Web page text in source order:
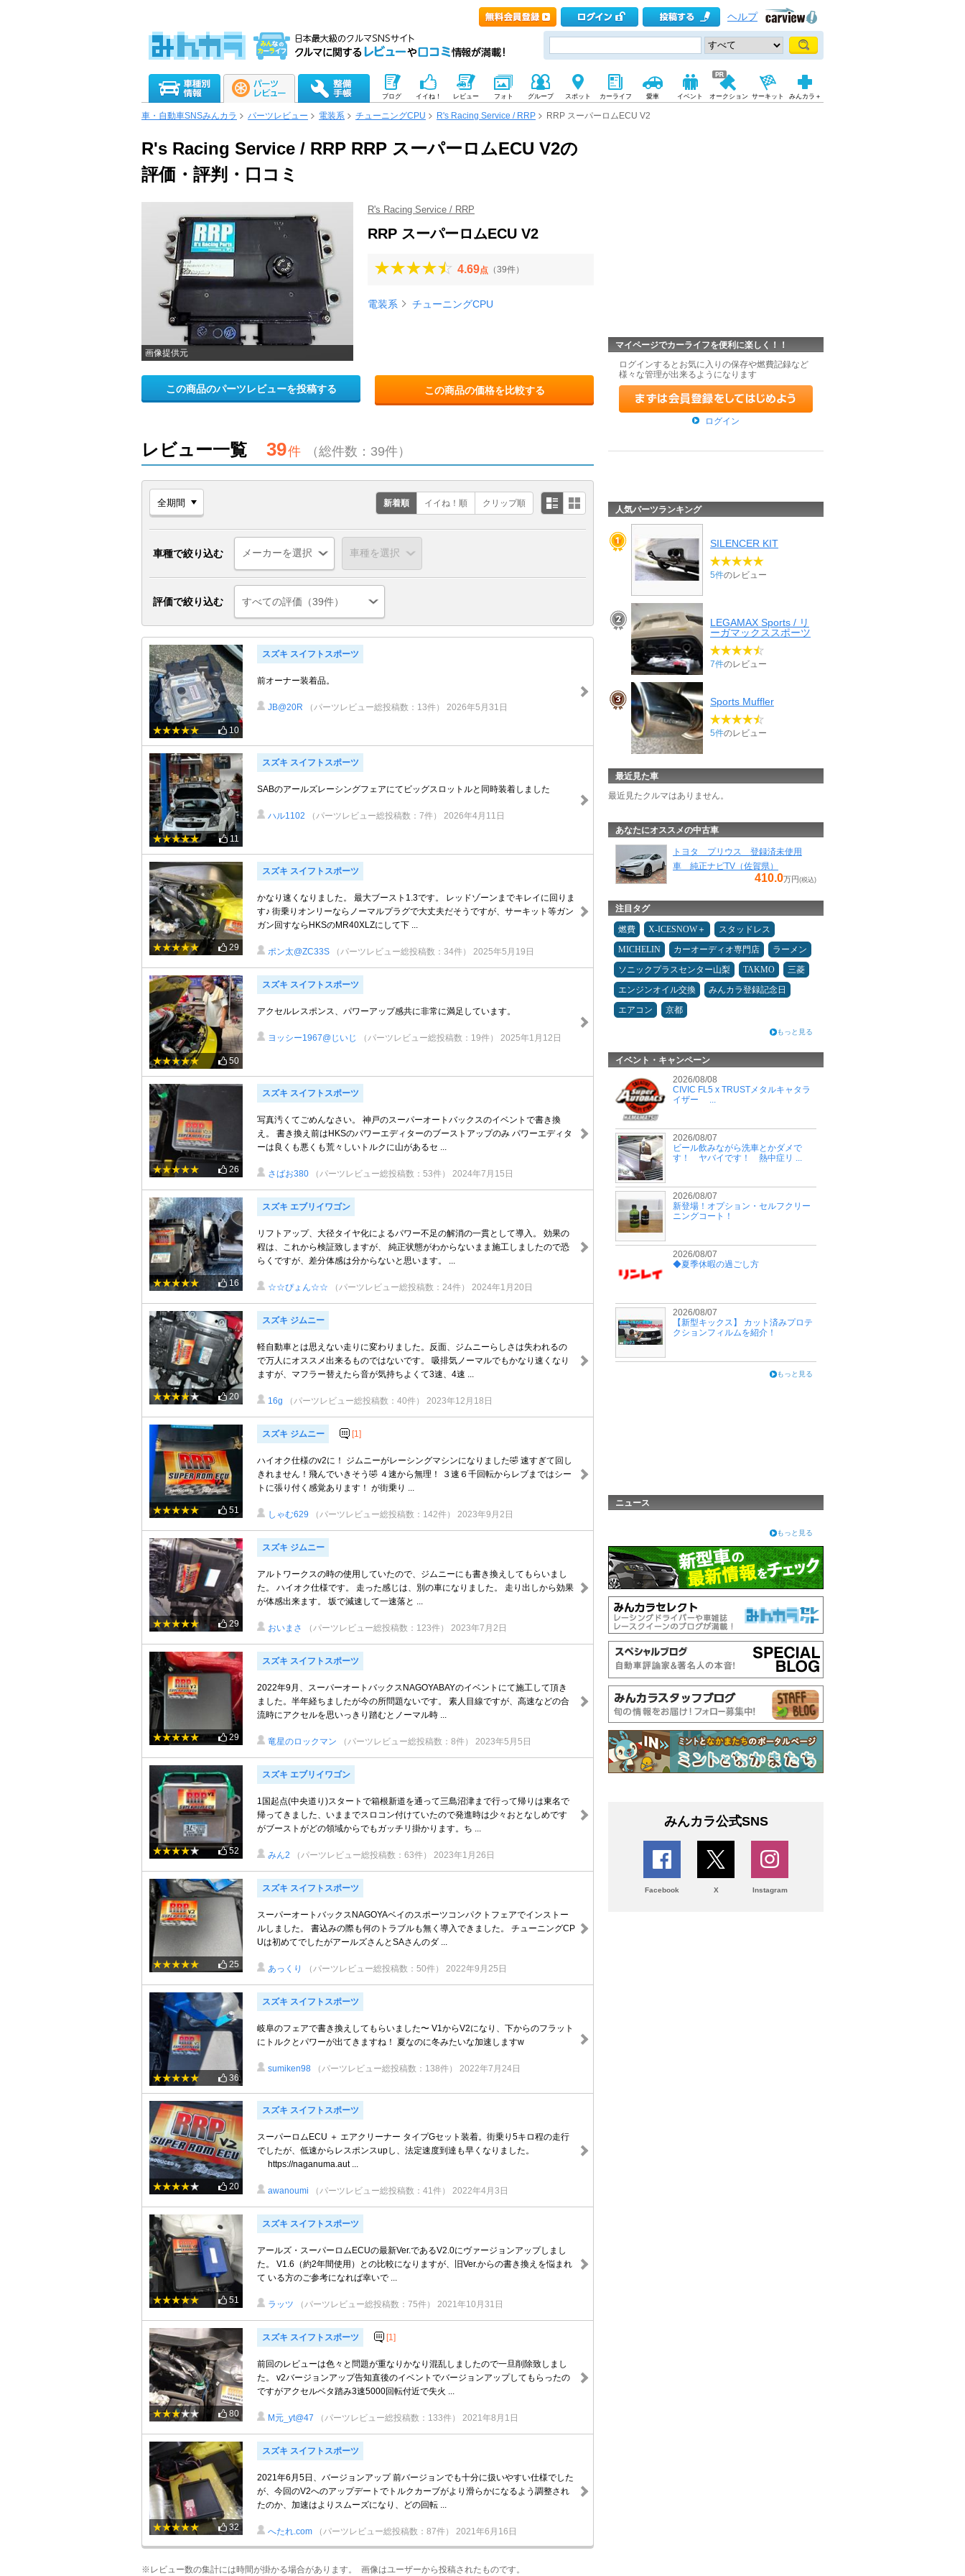
ヘルプ
ブログ イイね！ レビュー フォト グループ スポット カーライフ 愛車 イベント オークション サーキット みんカラ＋
車・自動車SNSみんカラ パーツレビュー 電装系 チューニングCPU R's Racing Service / RRP RRP スーパーロムECU V2
R's Racing Service / RRP RRP スーパーロムECU V2の
評価・評判・口コミ
画像提供元
R's Racing Service / RRP
RRP スーパーロムECU V2
4.69点 （39件）
電装系 チューニングCPU
この商品のパーツレビューを投稿する この商品の価格を比較する
レビュー一覧 39件 （総件数：39件）
新着順 イイね！順 クリップ順
車種で絞り込む
評価で絞り込む すべての評価（39件）
10
スズキ スイフトスポーツ
前オーナー装着品。
JB@20R （パーツレビュー総投稿数：13件） 2026年5月31日
11
スズキ スイフトスポーツ
SABのアールズレーシングフェアにてビッグスロットルと同時装着しました
ハル1102 （パーツレビュー総投稿数：7件） 2026年4月11日
29
スズキ スイフトスポーツ
かなり速くなりました。 最大ブースト1.3です。 レッドゾーンまでキレイに回りま
す♪ 街乗りオンリーならノーマルプラグで大丈夫だそうですが、サーキット等ガン
ガン回すならHKSのMR40XLZにして下 ...
ポン太@ZC33S （パーツレビュー総投稿数：34件） 2025年5月19日
50
スズキ スイフトスポーツ
アクセルレスポンス、パワーアップ感共に非常に満足しています。
ヨッシー1967@じいじ （パーツレビュー総投稿数：19件） 2025年1月12日
26
スズキ スイフトスポーツ
写真汚くてごめんなさい。 神戸のスーパーオートバックスのイベントで書き換
え。 書き換え前はHKSのパワーエディターのブーストアップのみ パワーエディタ
ーは良くも悪くも荒々しいトルクに山があるセ ...
さばお380 （パーツレビュー総投稿数：53件） 2024年7月15日
16
スズキ エブリイワゴン
リフトアップ、大径タイヤ化によるパワー不足の解消の一貫として導入。 効果の
程は、これから検証致しますが、 純正状態がわからないまま施工しましたので恐
らくですが、差分体感は分からないと思います。 ...
☆☆ぴょん☆☆ （パーツレビュー総投稿数：24件） 2024年1月20日
20
スズキ ジムニー
軽自動車とは思えない走りに変わりました。反面、ジムニーらしさは失われるの
で万人にオススメ出来るものではないです。 吸排気ノーマルでもかなり速くなり
ますが、マフラー替えたら音が気持ちよくて3速、4速 ...
16g （パーツレビュー総投稿数：40件） 2023年12月18日
51
スズキ ジムニー [1]
ハイオク仕様のv2に！ ジムニーがレーシングマシンになりました🤣 速すぎて回し
きれません！飛んでいきそう🤣 ４速から無理！ ３速６千回転からレブまではシー
トに張り付く感覚あります！ が街乗り ...
しゃむ629 （パーツレビュー総投稿数：142件） 2023年9月2日
29
スズキ ジムニー
アルトワークスの時の使用していたので、ジムニーにも書き換えしてもらいまし
た。 ハイオク仕様です。 走った感じは、別の車になりました。 走り出しから効果
が体感出来ます。 坂で減速して一速落と ...
おいまさ （パーツレビュー総投稿数：123件） 2023年7月2日
29
スズキ スイフトスポーツ
2022年9月、スーパーオートバックスNAGOYABAYのイベントにて施工して頂き
ました。半年経ちましたが今の所問題ないです。 素人目線ですが、高速などの合
流時にアクセルを思いっきり踏むとノーマル時 ...
竜星のロックマン （パーツレビュー総投稿数：8件） 2023年5月5日
52
スズキ エブリイワゴン
1国起点(中央道り)スタートで箱根新道を通って三島沼津まで行って帰りは東名で
帰ってきました、いままでスロコン付けていたので発進時は少々おとなしめです
がブーストがどの領域からでもガッチリ掛かります。ち ...
みん2 （パーツレビュー総投稿数：63件） 2023年1月26日
25
スズキ スイフトスポーツ
スーパーオートバックスNAGOYAベイのスポーツコンパクトフェアでインストー
ルしました。 書込みの際も何のトラブルも無く導入できました。 チューニングCP
Uは初めてでしたがアールズさんとSAさんのダ ...
あっくり （パーツレビュー総投稿数：50件） 2022年9月25日
36
スズキ スイフトスポーツ
岐阜のフェアで書き換えしてもらいました〜 V1からV2になり、下からのフラット
にトルクとパワーが出てきますね！ 夏なのに冬みたいな加速しますw
sumiken98 （パーツレビュー総投稿数：138件） 2022年7月24日
20
スズキ スイフトスポーツ
スーパーロムECU ＋ エアクリーナー タイプGセット装着。街乗り5キロ程の走行
でしたが、低速からレスポンスupし、法定速度到達も早くなりました。
https://naganuma.aut ...
awanoumi （パーツレビュー総投稿数：41件） 2022年4月3日
51
スズキ スイフトスポーツ
アールズ・スーパーロムECUの最新Ver.であるV2.0にヴァージョンアップしまし
た。 V1.6（約2年間使用）との比較になりますが、旧Ver.からの書き換えを悩まれ
て いる方のご参考になれば幸いで ...
ラッツ （パーツレビュー総投稿数：75件） 2021年10月31日
80
スズキ スイフトスポーツ [1]
前回のレビューは色々と問題が重なりかなり混乱しましたので一旦削除致しまし
た。 v2バージョンアップ告知直後のイベントでバージョンアップしてもらったの
ですがアクセルベタ踏み3速5000回転付近で失火 ...
M元_yt@47 （パーツレビュー総投稿数：133件） 2021年8月1日
32
スズキ スイフトスポーツ
2021年6月5日、バージョンアップ 前バージョンでも十分に扱いやすい仕様でした
が、今回のV2へのアップデートでトルクカーブがより滑らかになるよう調整され
たのか、加速はよりスムーズになり、どの回転 ...
へたれ.com （パーツレビュー総投稿数：87件） 2021年6月16日
※レビュー数の集計には時間が掛かる場合があります。 画像はユーザーから投稿されたものです。
マイページでカーライフを便利に楽しく！！
ログインするとお気に入りの保存や燃費記録など
様々な管理が出来るようになります
ログイン
人気パーツランキング
SILENCER KIT
5件のレビュー
LEGAMAX Sports / リ
ーガマックススポーツ
7件のレビュー
Sports Muffler
5件のレビュー
最近見た車
最近見たクルマはありません。
あなたにオススメの中古車
トヨタ プリウス 登録済未使用
車 純正ナビTV（佐賀県）
410.0万円(税込)
注目タグ
燃費 X-ICESNOW＋
スタッドレス
MICHELIN
カーオーディオ専門店
ラーメン
ソニックプラスセンター山梨
TAKMO
三菱
エンジンオイル交換
みんカラ登録記念日
エアコン
京都
もっと見る
イベント・キャンペーン
2026/08/08
CIVIC FL5 x TRUSTメタルキャタラ
イザー ...
2026/08/07
ビール飲みながら洗車とかダメで
す！ ヤバイです！ 熱中症リ ...
2026/08/07
新登場！オプション・セルフクリー
ニングコート！
2026/08/07
◆夏季休暇の過ごし方
2026/08/07
【新型キックス】 カット済みプロテ
クションフィルムを紹介！
もっと見る
ニュース
もっと見る
みんカラ公式SNS
Facebook X Instagram